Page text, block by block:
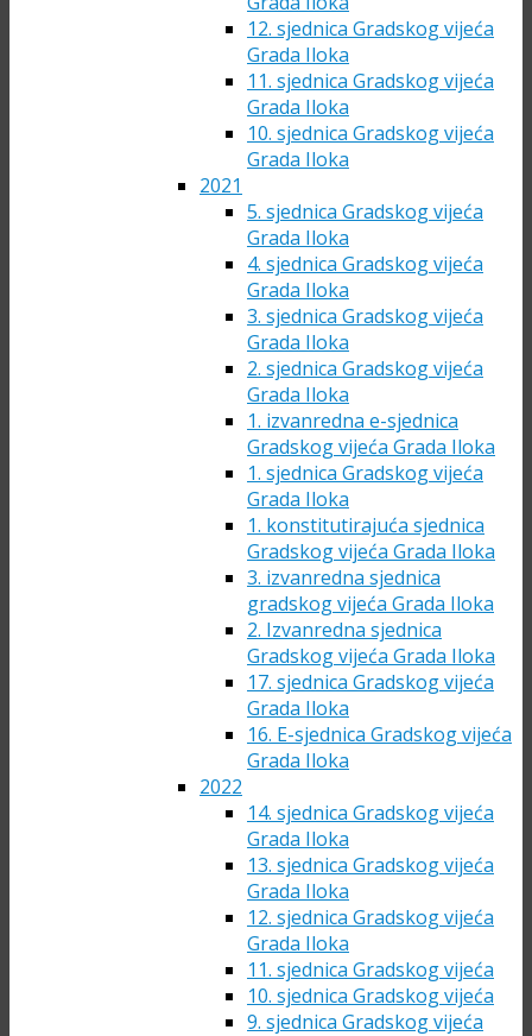
12. sjednica Gradskog vijeća
Grada Iloka
11. sjednica Gradskog vijeća
Grada Iloka
10. sjednica Gradskog vijeća
Grada Iloka
2021
5. sjednica Gradskog vijeća
Grada Iloka
4. sjednica Gradskog vijeća
Grada Iloka
3. sjednica Gradskog vijeća
Grada Iloka
2. sjednica Gradskog vijeća
Grada Iloka
1. izvanredna e-sjednica
Gradskog vijeća Grada Iloka
1. sjednica Gradskog vijeća
Grada Iloka
1. konstitutirajuća sjednica
Gradskog vijeća Grada Iloka
3. izvanredna sjednica
gradskog vijeća Grada Iloka
2. Izvanredna sjednica
Gradskog vijeća Grada Iloka
17. sjednica Gradskog vijeća
Grada Iloka
16. E-sjednica Gradskog vijeća
Grada Iloka
2022
14. sjednica Gradskog vijeća
Grada Iloka
13. sjednica Gradskog vijeća
Grada Iloka
12. sjednica Gradskog vijeća
Grada Iloka
11. sjednica Gradskog vijeća
10. sjednica Gradskog vijeća
9. sjednica Gradskog vijeća